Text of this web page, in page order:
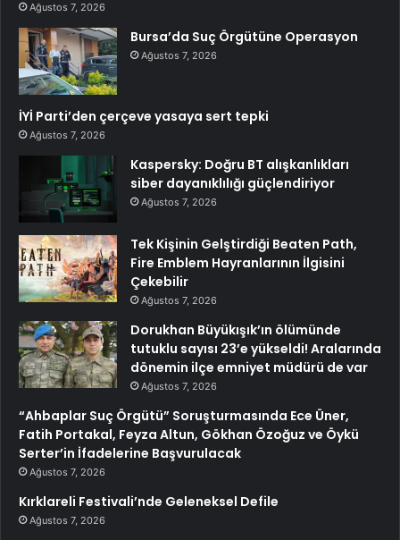
Ağustos 7, 2026
Bursa’da Suç Örgütüne Operasyon
Ağustos 7, 2026
İYİ Parti’den çerçeve yasaya sert tepki
Ağustos 7, 2026
Kaspersky: Doğru BT alışkanlıkları
siber dayanıklılığı güçlendiriyor
Ağustos 7, 2026
Tek Kişinin Gelştirdiği Beaten Path,
Fire Emblem Hayranlarının İlgisini
Çekebilir
Ağustos 7, 2026
Dorukhan Büyükışık’ın ölümünde
tutuklu sayısı 23’e yükseldi! Aralarında
dönemin ilçe emniyet müdürü de var
Ağustos 7, 2026
“Ahbaplar Suç Örgütü” Soruşturmasında Ece Üner,
Fatih Portakal, Feyza Altun, Gökhan Özoğuz ve Öykü
Serter’in İfadelerine Başvurulacak
Ağustos 7, 2026
Kırklareli Festivali’nde Geleneksel Defile
Ağustos 7, 2026